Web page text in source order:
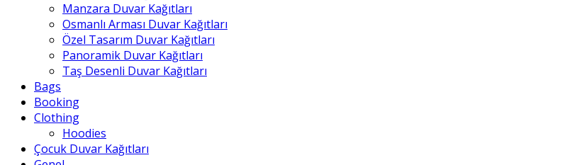
Manzara Duvar Kağıtları
Osmanlı Arması Duvar Kağıtları
Özel Tasarım Duvar Kağıtları
Panoramik Duvar Kağıtları
Taş Desenli Duvar Kağıtları
Bags
Booking
Clothing
Hoodies
Çocuk Duvar Kağıtları